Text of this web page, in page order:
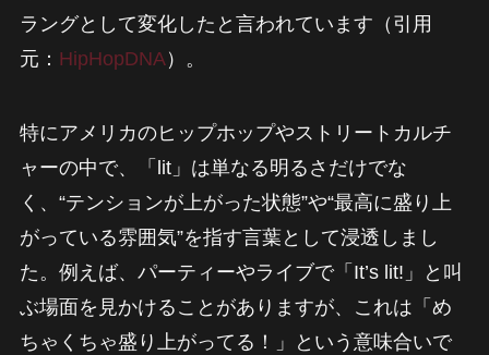
ラングとして変化したと言われています（引用
元： HipHopDNA）。
特にアメリカのヒップホップやストリートカルチ
ャーの中で、「lit」は単なる明るさだけでな
く、“テンションが上がった状態”や“最高に盛り上
がっている雰囲気”を指す言葉として浸透しまし
た。例えば、パーティーやライブで「It’s lit!」と叫
ぶ場面を見かけることがありますが、これは「め
ちゃくちゃ盛り上がってる！」という意味合いで